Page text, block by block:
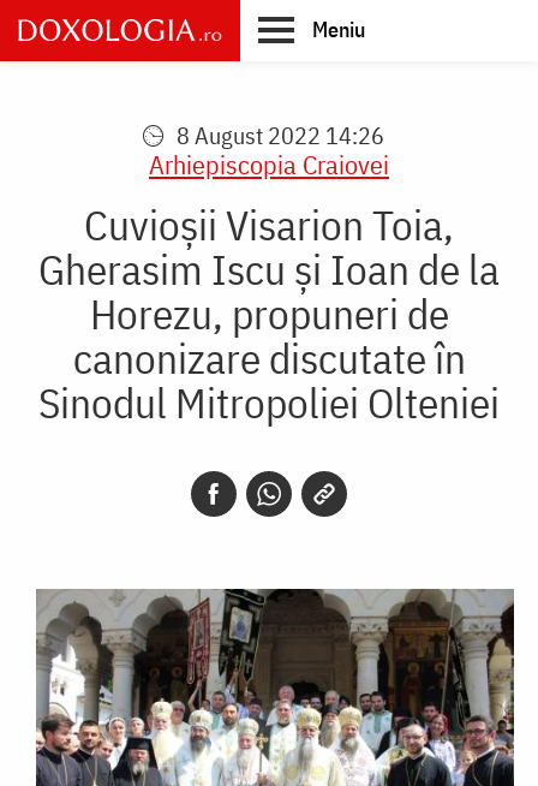
Skip
to
main
Meniu
8 August 2022 14:26
Arhiepiscopia Craiovei
Cuvioșii Visarion Toia,
Gherasim Iscu şi Ioan de la
Horezu, propuneri de
canonizare discutate în
Sinodul Mitropoliei Olteniei